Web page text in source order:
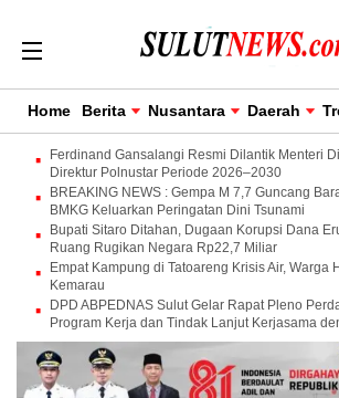
Home Berita Nusantara Daerah
Ferdinand Gansalangi Resmi Dilantik Menteri
Direktur Polnustar Periode 2026–2030
BREAKING NEWS : Gempa M 7,7 Guncang
BMKG Keluarkan Peringatan Dini Tsunami
Bupati Sitaro Ditahan, Dugaan Korupsi Dana
Ruang Rugikan Negara Rp22,7 Miliar
Empat Kampung di Tatoareng Krisis Air, Warga
Kemarau
DPD ABPEDNAS Sulut Gelar Rapat Pleno
Program Kerja dan Tindak Lanjut Kerjasama